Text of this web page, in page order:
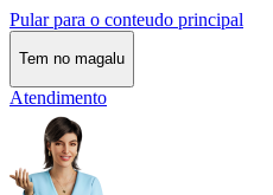
Pular para o conteudo principal
Tem no magalu
Atendimento